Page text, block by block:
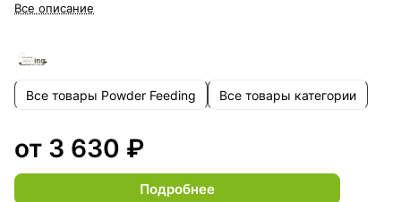
Все описание
Все товары Powder Feeding Все товары категории
от 3 630 ₽
Подробнее